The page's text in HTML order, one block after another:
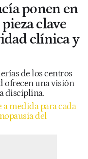
ponen en
clave
clínica y
de los centros
ofrecen una visión
disciplina.
a medida para cada
del